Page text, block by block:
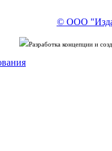
© ООО
Разработка концепции и